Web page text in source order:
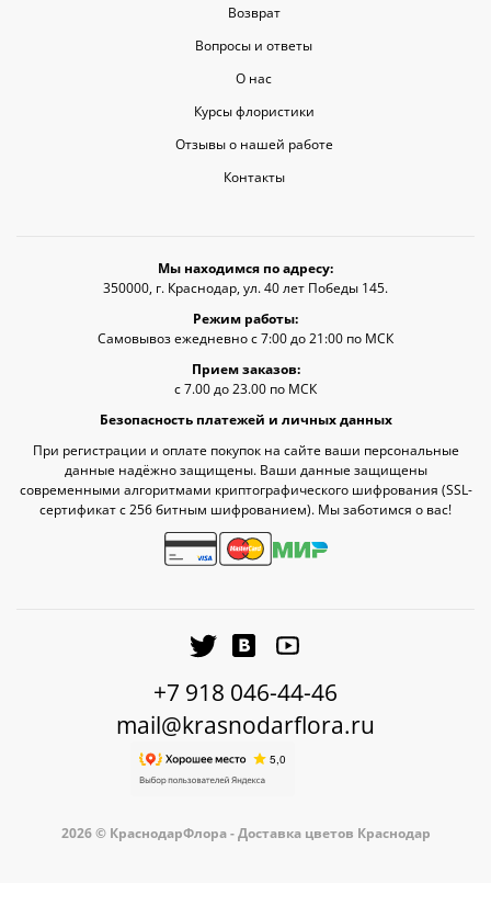
Возврат
Вопросы и ответы
О нас
Курсы флористики
Отзывы о нашей работе
Контакты
Мы находимся по адресу:
350000, г. Краснодар, ул. 40 лет Победы 145.
Режим работы:
Самовывоз ежедневно с 7:00 до 21:00 по МСК
Прием заказов:
с 7.00 до 23.00 по МСК
Безопасность платежей и личных данных
При регистрации и оплате покупок на сайте ваши персональные
данные надёжно защищены. Ваши данные защищены
современными алгоритмами криптографического шифрования (SSL-
сертификат c 256 битным шифрованием). Мы заботимся о вас!
+7 918 046-44-46
mail@krasnodarflora.ru
2026 © КраснодарФлора - Доставка цветов Краснодар